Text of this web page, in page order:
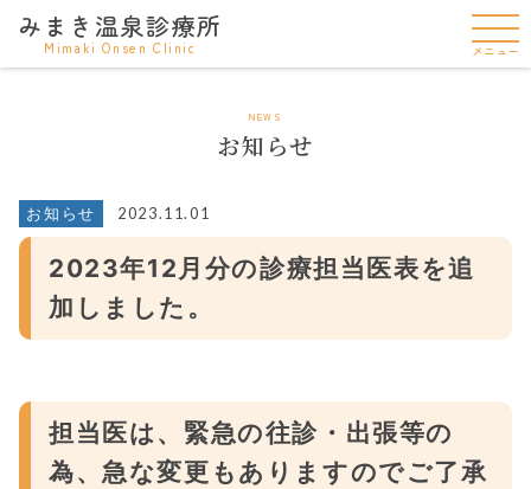
みまき温泉診療所
Mimaki Onsen Clinic メニュー
NEWS
お知らせ
お知らせ 2023.11.01
2023年12月分の診療担当医表を追
加しました。
担当医は、緊急の往診・出張等の
為、急な変更もありますのでご了承